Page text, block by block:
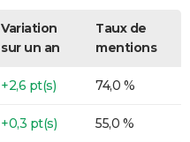
Variation
sur un an
Taux de
mentions
+2,6 pt(s) 74,0 %
+0,3 pt(s) 55,0 %